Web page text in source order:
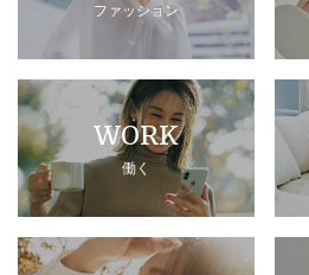
ファッション
WORK
働く